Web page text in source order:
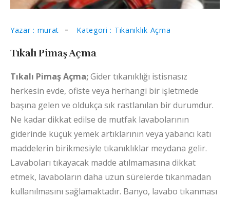
Yazar : murat Kategori : Tıkanıklık Açma
Tıkalı Pimaş Açma
Tıkalı Pimaş Açma;Gider tıkanıklığı istisnasız
herkesin evde, ofiste veya herhangi bir işletmede
başına gelen ve oldukça sık rastlanılan bir durumdur.
Ne kadar dikkat edilse de mutfak lavabolarının
giderinde küçük yemek artıklarının veya yabancı katı
maddelerin birikmesiyle tıkanıklıklar meydana gelir.
Lavaboları tıkayacak madde atılmamasına dikkat
etmek, lavaboların daha uzun sürelerde tıkanmadan
kullanılmasını sağlamaktadır. Banyo, lavabo tıkanması